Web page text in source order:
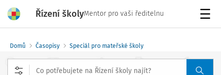
Řízení školyMentor pro vaši ředitelnu
Domů Časopisy Speciál pro mateřské školy